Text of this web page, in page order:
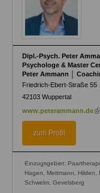
Dipl.-Psych. Peter
Psychologe & Master
Peter Ammann │
Friedrich-Ebert-Straße 55
42103 Wuppertal
www.peterammann.de
zum Profil
Einzugsgebiet:
Hagen, Mettmann, Hilden,
Schwelm, Gevelsberg